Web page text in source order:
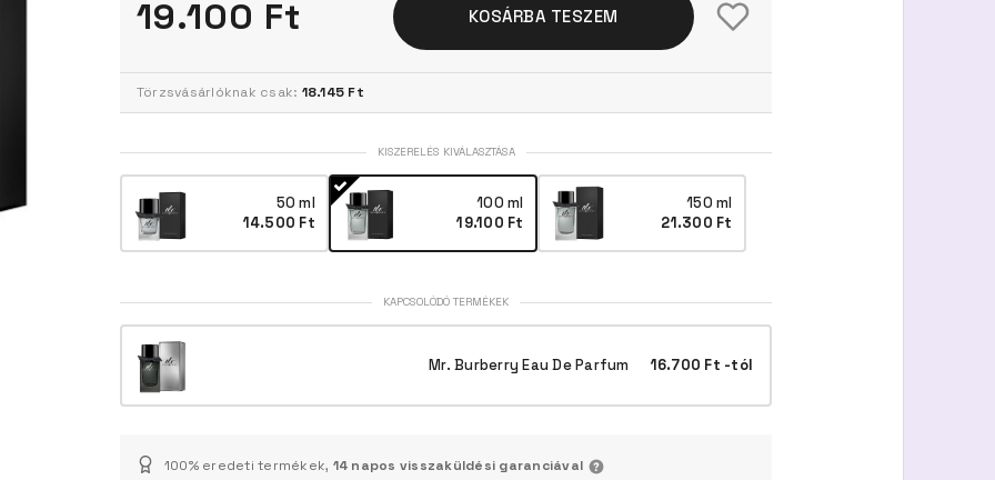
19.100 Ft KOSÁRBA TESZEM
Törzsvásárlóknak csak: 18.145 Ft
KISZERELÉS KIVÁLASZTÁSA
50 ml
14.500 Ft
100 ml
19.100 Ft
150 ml
21.300 Ft
KAPCSOLÓDÓ TERMÉKEK
Mr. Burberry Eau De Parfum 16.700 Ft -tól
100% eredeti termékek, 14 napos visszaküldési garanciával